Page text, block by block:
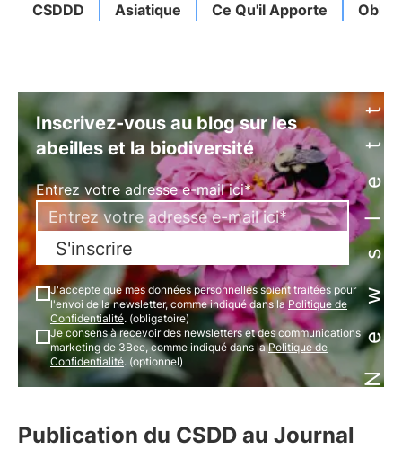
CSDDD Asiatique Ce Qu'il Apporte Newsletter
Inscrivez-vous au blog sur les
abeilles et la biodiversité
Entrez votre adresse e-mail ici*
S'inscrire
J'accepte que mes données personnelles soient traitées pour
l'envoi de la newsletter, comme indiqué dans laPolitique de
Confidentialité. (obligatoire)
Je consens à recevoir des newsletters et des communications
marketing de 3Bee, comme indiqué dans laPolitique de
Confidentialité. (optionnel)
Publication du CSDD au Journal